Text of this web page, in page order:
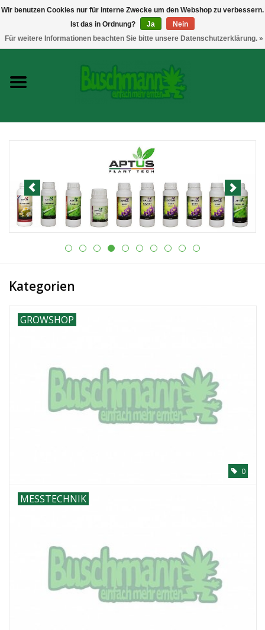
Growshop
Messtechnik
Vaporizer
CBD und Hanfextrakte
Kategorien
GROWSHOP
0
MESSTECHNIK
Wir benutzen Cookies nur für interne Zwecke um den Webshop zu verbessern.
Ist das in Ordnung?
Ja
Nein
Für weitere Informationen beachten Sie bitte unsere Datenschutzerklärung. »